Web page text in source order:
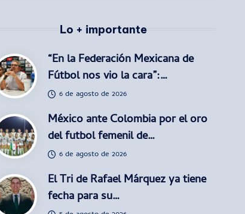
Lo + importante
“En la Federación Mexicana de
Fútbol nos vio la cara”:…
6 de agosto de 2026
México ante Colombia por el oro
del futbol femenil de…
6 de agosto de 2026
El Tri de Rafael Márquez ya tiene
fecha para su…